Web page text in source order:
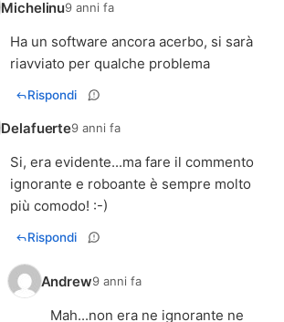
Michelinu9 anni fa
Ha un software ancora acerbo, si sarà
riavviato per qualche problema
Rispondi
Delafuerte9 anni fa
Si, era evidente...ma fare il commento
ignorante e roboante è sempre molto
più comodo! :-)
Rispondi
Andrew9 anni fa
Mah...non era ne ignorante ne